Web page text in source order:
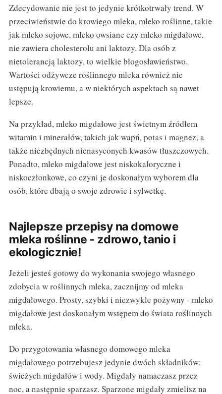
Zdecydowanie nie jest to jedynie krótkotrwały trend. W
przeciwieństwie do krowiego mleka, mleko roślinne, takie
jak mleko sojowe, mleko owsiane czy mleko migdałowe,
nie zawiera cholesterolu ani laktozy. Dla osób z
nietolerancją laktozy, to wielkie błogosławieństwo.
Wartości odżywcze roślinnego mleka również nie
ustępują krowiemu, a w niektórych aspektach są nawet
lepsze.
Na przykład, mleko migdałowe jest świetnym źródłem
witamin i minerałów, takich jak wapń, potas i magnez, a
także niezbędnych nienasyconych kwasów tłuszczowych.
Ponadto, mleko migdałowe jest niskokaloryczne i
niskoczłonkowe, co czyni je doskonałym wyborem dla
osób, które dbają o swoje zdrowie i sylwetkę.
Najlepsze przepisy na domowe
mleka roślinne - zdrowo, tanio i
ekologicznie!
Jeżeli jesteś gotowy do wykonania swojego własnego
zdobycia w roślinnych mleka, zacznijmy od mleka
migdałowego. Prosty, szybki i niezwykle pożywny - mleko
migdałowe jest doskonałym wstępem do świata roślinnych
mleka.
Do przygotowania własnego domowego mleka
migdałowego potrzebujesz jedynie dwóch składników:
świeżych migdałów i wody. Migdały namaczasz przez
noc, a następnie sparzasz. Sparzone migdały zmielisz na